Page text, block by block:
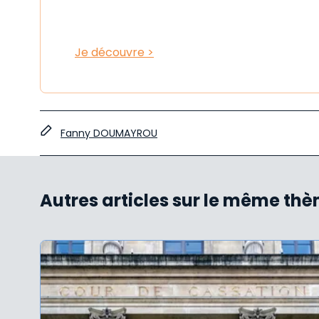
Je découvre >
Fanny DOUMAYROU
Autres articles sur le même